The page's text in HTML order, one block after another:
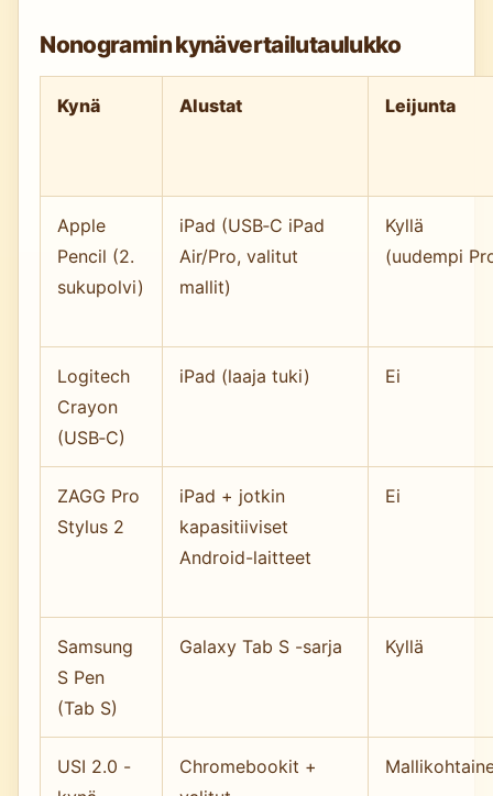
Nonogramin kynävertailutaulukko
Kynä Alustat Leijunta
Apple
Pencil (2.
sukupolvi)
iPad (USB‑C iPad
Air/Pro, valitut
mallit)
Kyllä
(uudempi
Logitech
Crayon
(USB‑C)
iPad (laaja tuki) Ei
ZAGG Pro
Stylus 2
iPad + jotkin
kapasitiiviset
Android-laitteet
Ei
Samsung
S Pen
(Tab S)
Galaxy Tab S -sarja Kyllä
USI 2.0 -
Chromebookit +